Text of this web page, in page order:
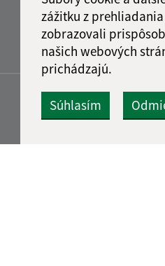
zážitku z
zobrazovali
našich webových
prichádzajú.
Súhlasím